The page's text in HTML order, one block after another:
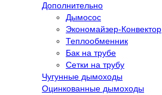
Дополнительно
Дымосос
Экономайзер-Конвектор
Теплообменник
Бак на трубе
Сетки на трубу
Чугунные дымоходы
Оцинкованные дымоходы